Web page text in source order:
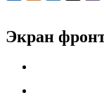
Экран